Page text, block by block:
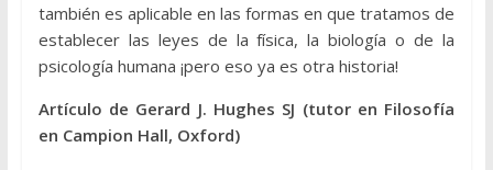
también es aplicable en las formas en que tratamos de
establecer las leyes de la física, la biología o de la
psicología humana ¡pero eso ya es otra historia!
Artículo de Gerard J. Hughes SJ (tutor en Filosofía
en Campion Hall, Oxford)